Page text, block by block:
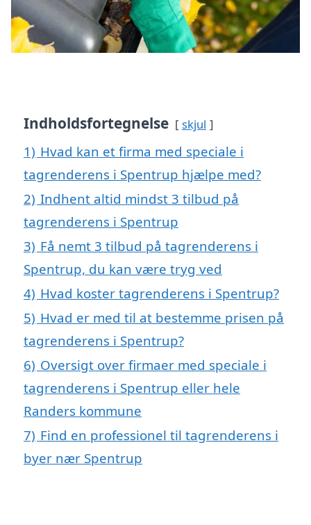
Indholdsfortegnelse skjul
1) Hvad kan et firma med speciale i
tagrenderens i Spentrup hjælpe med?
2) Indhent altid mindst 3 tilbud på
tagrenderens i Spentrup
3) Få nemt 3 tilbud på tagrenderens i
Spentrup, du kan være tryg ved
4) Hvad koster tagrenderens i Spentrup?
5) Hvad er med til at bestemme prisen på
tagrenderens i Spentrup?
6) Oversigt over firmaer med speciale i
tagrenderens i Spentrup eller hele
Randers kommune
7) Find en professionel til tagrenderens i
byer nær Spentrup